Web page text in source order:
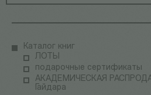
Каталог книг
ЛОТЫ
подарочные сертификаты
АКАДЕМИЧЕСКАЯ РАСПРОДАЖА ВШЭ /
Гайдара